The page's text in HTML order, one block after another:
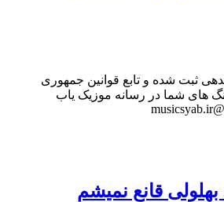
ثبت شده و تابع قوانین جمهوری
های شما در رسانه موزیک یاب
بهلولی قانع نمیشم